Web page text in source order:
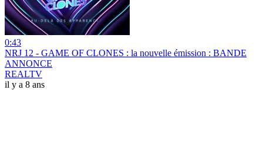
0:43
NRJ 12 - GAME OF CLONES : la nouvelle émission : BANDE
ANNONCE
REALTV
il y a 8 ans